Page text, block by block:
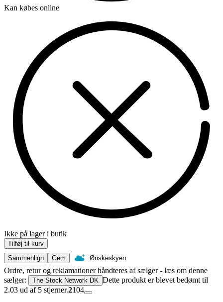
Kan købes online
Ikke på lager i butik
Tilføj til kurv
Sammenlign
Gem Ønskeskyen
Ordre, retur og reklamationer håndteres af sælger - læs om denne
sælger:
The Stock Network DK Dette produkt er blevet bedømt til
2.03 ud af 5 stjerner.2104